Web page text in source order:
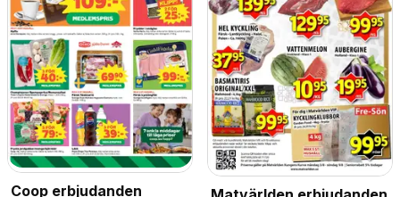
Coop erbjudanden